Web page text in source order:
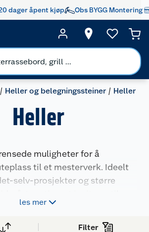
dager åpent kjøp Obs BYGG Montering
Heller og belegningssteiner Heller
Heller
muligheter for å
til et mesterverk. Ideelt
selv-prosjekter og større
en rekke design og størrelser. La
å skape holdbare og estetisk
les mer
Filter